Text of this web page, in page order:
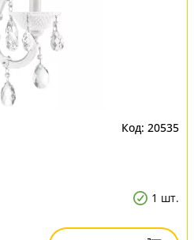
20535
1 шт.